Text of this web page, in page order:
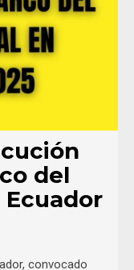
del
Ecuador
convocado